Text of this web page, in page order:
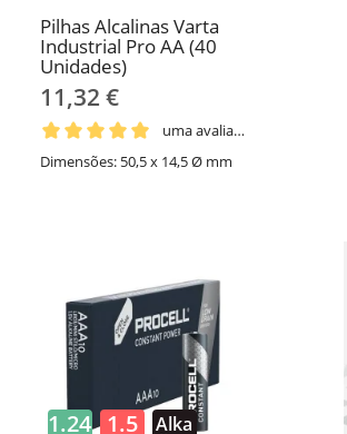
Pilhas Alcalinas Varta
Industrial Pro AA (40
Unidades)
11,32 €
uma avaliação
Dimensões: 50,5 x 14,5 Ø mm
1.24 1.5 Alka